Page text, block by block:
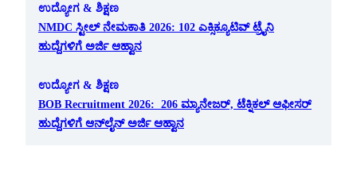
ಉದ್ಯೋಗ & ಶಿಕ್ಷಣ
NMDC ಸ್ಟೀಲ್ ನೇಮಕಾತಿ 2026: 102 ಎಕ್ಸಿಕ್ಯೂಟಿವ್ ಟ್ರೈನಿ
ಹುದ್ದೆಗಳಿಗೆ ಅರ್ಜಿ ಆಹ್ವಾನ
ಉದ್ಯೋಗ & ಶಿಕ್ಷಣ
BOB Recruitment 2026: 206 ಮ್ಯಾನೇಜರ್, ಟೆಕ್ನಿಕಲ್ ಆಫೀಸರ್
ಹುದ್ದೆಗಳಿಗೆ ಆನ್‌ಲೈನ್ ಅರ್ಜಿ ಆಹ್ವಾನ